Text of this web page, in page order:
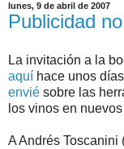
lunes, 9 de abril de 2007
Publicidad
La invitación a la
aquí hace unos
envié sobre las
los vinos en
A Andrés